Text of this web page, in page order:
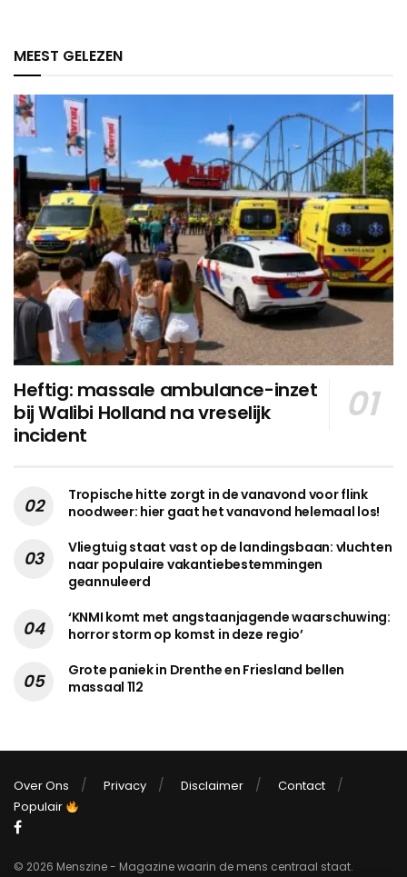
MEEST GELEZEN
Heftig: massale ambulance-inzet
bij Walibi Holland na vreselijk
incident
Tropische hitte zorgt in de vanavond voor flink
noodweer: hier gaat het vanavond helemaal los!
Vliegtuig staat vast op de landingsbaan: vluchten
naar populaire vakantiebestemmingen
geannuleerd
‘KNMI komt met angstaanjagende waarschuwing:
horror storm op komst in deze regio’
Grote paniek in Drenthe en Friesland bellen
massaal 112
Over Ons Privacy Disclaimer
Contact
Populair
© 2026 Menszine - Magazine waarin de mens centraal staat.